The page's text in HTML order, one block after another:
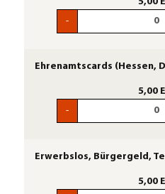
-
Ehrenamtscards (Hessen,
5,00
-
Erwerbslos, Bürgergeld,
5,00